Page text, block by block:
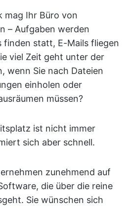
mag Ihr Büro von
– Aufgaben werden
finden statt, E-Mails fliegen
viel Zeit geht unter der
wenn Sie nach Dateien
einholen oder
müssen?
ist nicht immer
sich aber schnell.
zunehmend auf
die über die reine
Sie wünschen sich